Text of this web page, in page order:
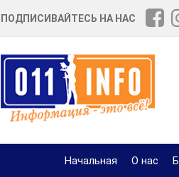
ПОДПИСИВАЙТЕСЬ НА НАС
Начальная О нас